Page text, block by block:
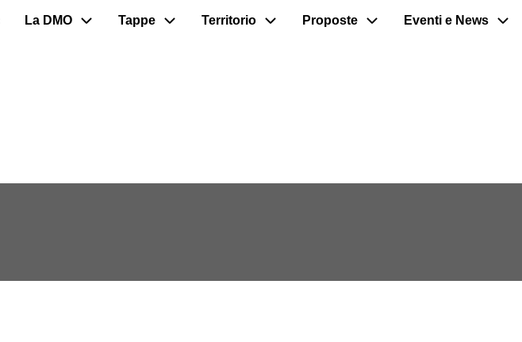
La DMO Tappe Territorio Proposte Eventi e News